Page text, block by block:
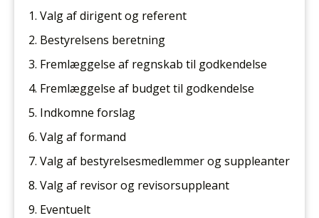
1. Valg af dirigent og referent
2. Bestyrelsens beretning
3. Fremlæggelse af regnskab til godkendelse
4. Fremlæggelse af budget til godkendelse
5. Indkomne forslag
6. Valg af formand
7. Valg af bestyrelsesmedlemmer og suppleanter
8. Valg af revisor og revisorsuppleant
9. Eventuelt